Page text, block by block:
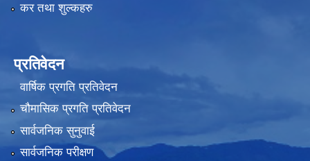
कर तथा शुल्कहरु
प्रतिवेदन
वार्षिक प्रगति प्रतिवेदन
चौमासिक प्रगति प्रतिवेदन
सार्वजनिक सुनुवाई
सार्वजनिक परीक्षण